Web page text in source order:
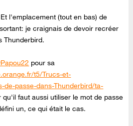
l'emplacement (tout en bas) de
je craignais de devoir recréer
Thunderbird.
pour sa
t5/Trucs-et-
de-passe-dans-Thunderbird/ta-
qu'il faut aussi utiliser le mot de passe
un, ce qui était le cas.